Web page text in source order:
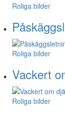
Roliga bilder
Roliga bilder
Vackert
Roliga bilder